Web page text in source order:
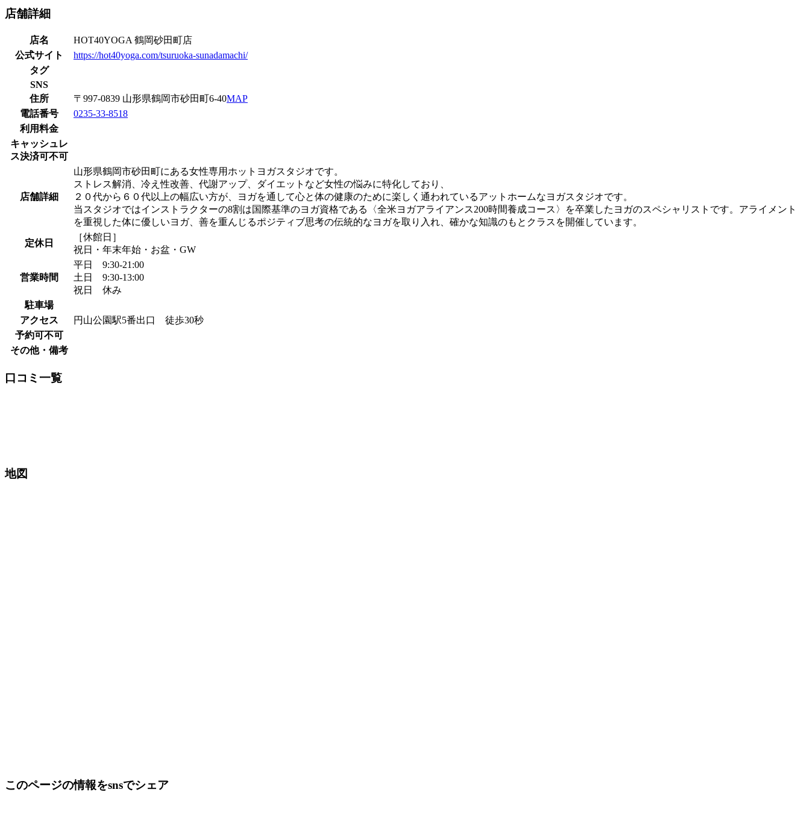
店舗詳細
店名
HOT40YOGA 鶴岡砂田町店
公式サイト
https://hot40yoga.com/tsuruoka-sunadamachi/
タグ
SNS
住所
〒997-0839 山形県鶴岡市砂田町6-40MAP
電話番号
0235-33-8518
利用料金
キャッシュレ
ス決済可不可
店舗詳細
山形県鶴岡市砂田町にある女性専用ホットヨガスタジオです。
ストレス解消、冷え性改善、代謝アップ、ダイエットなど女性の悩みに特化しており、
２０代から６０代以上の幅広い方が、ヨガを通して心と体の健康のために楽しく通われているアットホームなヨガスタジオです。
当スタジオではインストラクターの8割は国際基準のヨガ資格である〈全米ヨガアライアンス200時間養成コース〉を卒業したヨガのスペシャリストです。アライメント
を重視した体に優しいヨガ、善を重んじるポジティブ思考の伝統的なヨガを取り入れ、確かな知識のもとクラスを開催しています。
定休日
［休館日］
祝日・年末年始・お盆・GW
営業時間
平日 9:30‐21:00
土日 9:30‐13:00
祝日 休み
駐車場
アクセス
円山公園駅5番出口 徒歩30秒
予約可不可
その他・備考
口コミ一覧
地図
このページの情報をsnsでシェア